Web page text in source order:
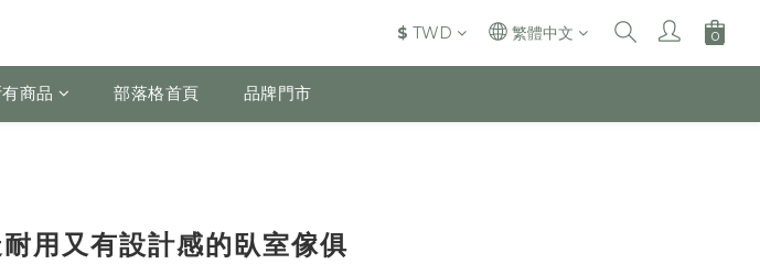
$ TWD 繁體中文
商品 部落格首頁 品牌門市
用又有設計感的臥室傢俱